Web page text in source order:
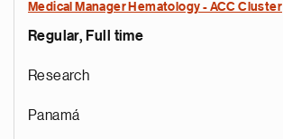
Medical Manager Hematology - ACC Cluster
Regular, Full time
Research
Panamá